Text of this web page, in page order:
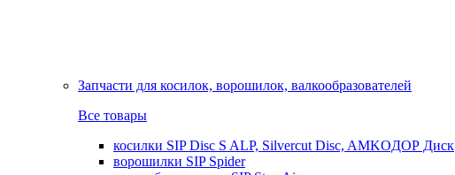
Запчасти для косилок, ворошилок, валкообразователей
Все товары
косилки SIP Disc S ALP, Silvercut Disc, AMKOДОР Диск
ворошилки SIP Spider